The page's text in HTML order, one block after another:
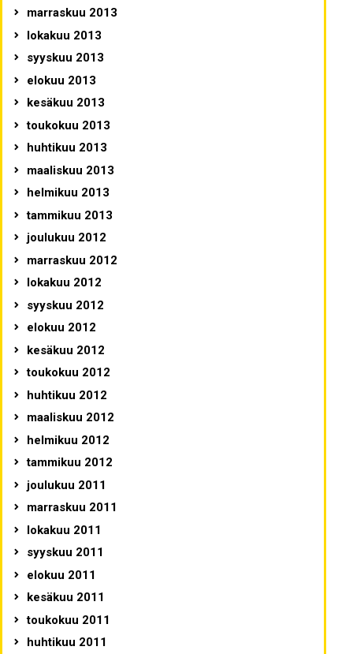
marraskuu 2013
lokakuu 2013
syyskuu 2013
elokuu 2013
kesäkuu 2013
toukokuu 2013
huhtikuu 2013
maaliskuu 2013
helmikuu 2013
tammikuu 2013
joulukuu 2012
marraskuu 2012
lokakuu 2012
syyskuu 2012
elokuu 2012
kesäkuu 2012
toukokuu 2012
huhtikuu 2012
maaliskuu 2012
helmikuu 2012
tammikuu 2012
joulukuu 2011
marraskuu 2011
lokakuu 2011
syyskuu 2011
elokuu 2011
kesäkuu 2011
toukokuu 2011
huhtikuu 2011